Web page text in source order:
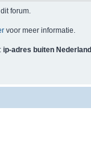
forum.
voor meer informatie.
ip-adres buiten Nederland